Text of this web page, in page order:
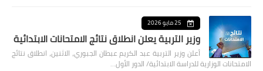
25 مايو 2026
وزير التربية يعلن انطلاق نتائج الامتحانات الابتدائية
أعلن وزير التربية عبد الكريم عبطان الجبوري، الاثنين، انطلاق نتائج
الامتحانات الوزارية للدراسة الابتدائية/ الدور الأول…